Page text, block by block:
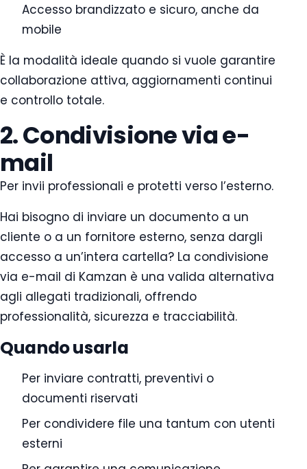
Accesso brandizzato e sicuro, anche da
mobile
È la modalità ideale quando si vuole garantire
collaborazione attiva, aggiornamenti continui
e controllo totale.
2. Condivisione via e-
mail
Per invii professionali e protetti verso l’esterno.
Hai bisogno di inviare un documento a un
cliente o a un fornitore esterno, senza dargli
accesso a un’intera cartella? La condivisione
via e-mail di Kamzan è una valida alternativa
agli allegati tradizionali, offrendo
professionalità, sicurezza e tracciabilità.
Quando usarla
Per inviare contratti, preventivi o
documenti riservati
Per condividere file una tantum con utenti
esterni